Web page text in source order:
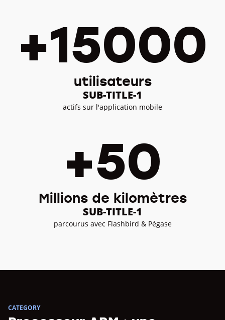
+15000
utilisateurs
SUB-TITLE-1
actifs sur l'application mobile
+50
Millions de kilomètres
SUB-TITLE-1
parcourus avec Flashbird & Pégase
CATEGORY